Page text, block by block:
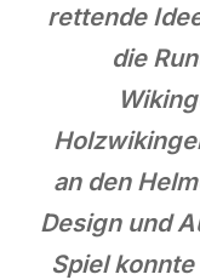
rettende
die
an den
Design und
Spiel